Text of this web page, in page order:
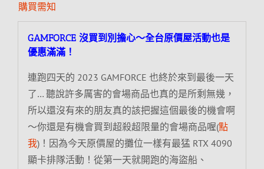
購買需知
GAMFORCE 沒買到別擔心～全台原價屋活動也是
優惠滿滿！
連跑四天的 2023 GAMFORCE 也終於來到最後一天
了… 聽說許多厲害的會場商品也真的是所剩無幾，
所以還沒有來的朋友真的該把握這個最後的機會啊
～你還是有機會買到超殺超限量的會場商品喔(點
我)！因為今天原價屋的攤位一樣有最猛 RTX 4090
顯卡排隊活動！從第一天就開跑的海盜船、